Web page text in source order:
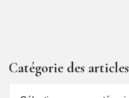
Catégorie des articles